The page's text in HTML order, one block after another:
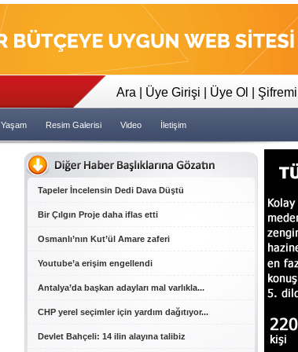
23:35 Tapeler İncelensin Dedi Dava
Ara Üye Girişi Üye Ol
Yaşam Resim Galerisi Video İletişim
Tapeler İncelensin Dedi Dava Düştü
Bir Çılgın Proje daha iflas etti
Osmanlı’nın Kut’ül Amare zaferi
Youtube’a erişim engellendi
Antalya’da başkan adayları mal varlıkla...
CHP yerel seçimler için yardım dağıtıyor...
Devlet Bahçeli: 14 ilin alayına talibiz